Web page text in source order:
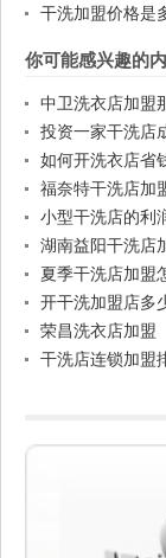
干洗加盟价格是
你可能感兴趣的
中卫洗衣店加盟
投资一家干洗店
适。
如何开洗衣店省
福奈特干洗店加
小型干洗店的利
湖南益阳干洗店
夏季干洗店加盟
开干洗加盟店多
荣昌洗衣店加盟
干洗店连锁加盟